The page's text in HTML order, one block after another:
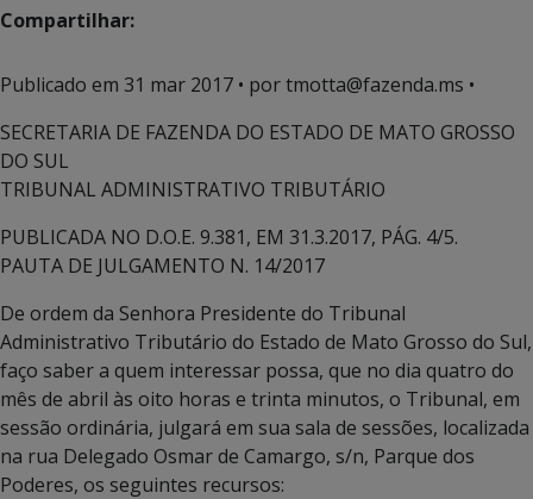
Compartilhar:
Publicado em 31 mar 2017 • por tmotta@fazenda.ms •
SECRETARIA DE FAZENDA DO ESTADO DE MATO GROSSO
DO SUL
TRIBUNAL ADMINISTRATIVO TRIBUTÁRIO
PUBLICADA NO D.O.E. 9.381, EM 31.3.2017, PÁG. 4/5.
PAUTA DE JULGAMENTO N. 14/2017
De ordem da Senhora Presidente do Tribunal
Administrativo Tributário do Estado de Mato Grosso do Sul,
faço saber a quem interessar possa, que no dia quatro do
mês de abril às oito horas e trinta minutos, o Tribunal, em
sessão ordinária, julgará em sua sala de sessões, localizada
na rua Delegado Osmar de Camargo, s/n, Parque dos
Poderes, os seguintes recursos: